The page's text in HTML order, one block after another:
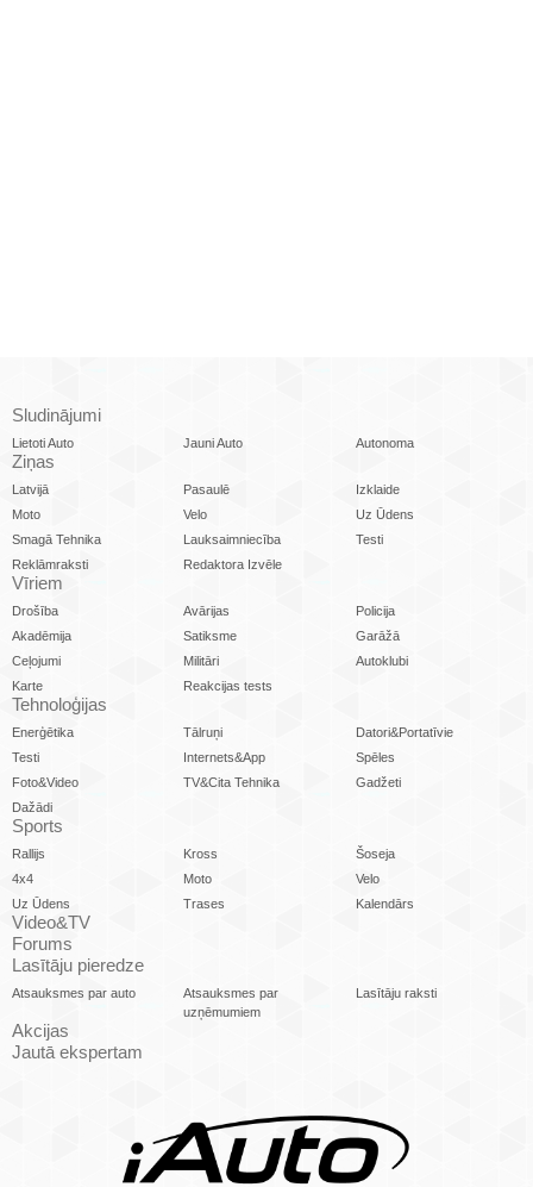
Sludinājumi
Lietoti Auto Jauni Auto Autonoma
Ziņas
Latvijā Pasaulē
Izklaide
Moto
Velo
Uz Ūdens
Smagā Tehnika
Lauksaimniecība
Testi
Reklāmraksti
Redaktora Izvēle
Vīriem
Drošība Avārijas
Policija
Akadēmija
Satiksme
Garāžā
Ceļojumi
Militāri
Autoklubi
Karte
Reakcijas tests
Tehnoloģijas
Enerģētika Tālruņi
Datori&Portatīvie
Testi
Internets&App
Spēles
Foto&Video
TV&Cita Tehnika
Gadžeti
Dažādi
Sports
Rallijs Kross
Šoseja
4x4
Moto
Velo
Uz Ūdens
Trases Kalendārs
Video&TV
Forums
Lasītāju pieredze
Atsauksmes par auto
Atsauksmes par
uzņēmumiem
Lasītāju raksti
Akcijas
Jautā ekspertam